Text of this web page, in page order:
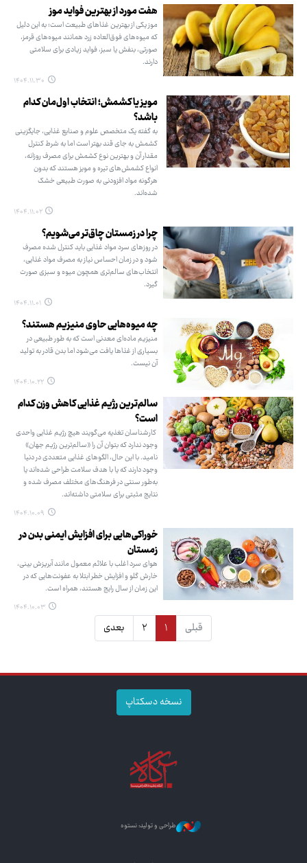
هفت مورد از بهترین فواید موز
موز یکی از بهترین غذاهای طبیعت است؛ به این دلیل
که میوه‌های فوق‌العاده زرد همانند میوه‌های قرمز،
صورتی، بنفش یا سبز، فواید زیادی برای سلامتی
دارند.
۱۴۰۴.۱۱.۳۰
مویز یا کشمش؛ انتخاب اول‌مان کدام
باشد؟
به گفته یک متخصص علوم و صنایع غذایی، جایگزینی
کشمش به جای قند بهتر است اما به شرط کنترل
مقدار آن و بهترین نوع کشمش برای مصرف روزانه،
انواع کشمش‌های تیره و مویز هستند که بدون
هرگونه مواد افزودنی به صورت طبیعی خشک
شده‌اند.
۱۴۰۴.۱۱.۰۲
چرا در زمستان چاق‌تر می‌شویم؟
در روزهای سرد مواد غذایی باید کنترل شده مصرف
شود و در زمان احساس نیاز به مصرف مواد غذایی،
انتخاب‌های سالم‌تری همچون میوه و سبزی صورت
گیرد.
۱۴۰۴.۱۱.۰۱
چه میوه‌هایی حاوی منیزیم هستند؟
منیزیم ماده‌ای معدنی است که به طور طبیعی در
بسیاری از غذاها یافت می‌شود اما بدن قادر به تولید
آن نیست.
۱۴۰۴.۱۰.۲۲
سالم‌ترین رژیم غذایی کاهش وزن کدام
است؟
کارشناسان تغذیه می‌گویند هیچ رژیم غذایی واحدی
وجود ندارد که بتوان آن را «سالم‌ترین رژیم جهان»
نامید. با این حال، الگوهای غذایی متعددی در دنیا
وجود دارند که یا با هدف سلامت طراحی شده‌اند یا
به‌طور سنتی در فرهنگ‌های مختلف مصرف شده و
نتایج مثبتی برای سلامتی داشته‌اند.
۱۴۰۴.۱۰.۰۹
خوراکی‌هایی برای افزایش ایمنی بدن در
زمستان
هوای سرد اغلب با علائم معمول مانند آبریزش بینی،
خارش گلو و افزایش خطر ابتلا به عفونت‌هایی که در
این زمان از سال رایج هستند، همراه است.
۱۴۰۴.۱۰.۰۳
قبلی ۱ ۲ بعدی
نسخه دسکتاپ
طراحی و تولید: نستوه